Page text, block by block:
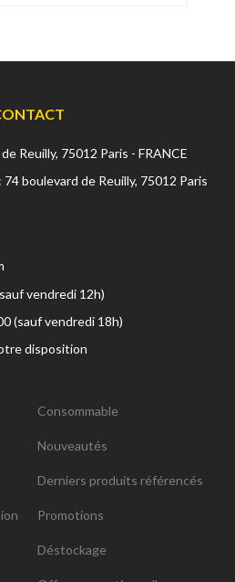
Reuilly, 75012 Paris - FRANCE
boulevard de Reuilly, 75012 Paris
vendredi 12h)
(sauf vendredi 18h)
disposition
Consommable
Nouveautés
Derniers produits référencés
Promotions
Déstockage